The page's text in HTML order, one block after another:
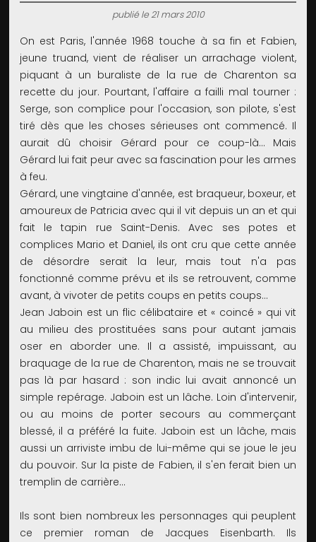
publié le 21 mars 2010
On est Paris, l'année 1968 touche à sa fin et Fabien,
jeune truand, vient de réaliser un arrachage violent,
piquant à un buraliste de la rue de Charenton sa
recette du jour. Pourtant, l'affaire a failli mal tourner :
Serge, son complice pour l'occasion, son pilote, s'est
tiré dès que les choses sérieuses ont commencé. Il
aurait dû choisir Gérard pour ce coup-là… Mais
Gérard lui fait peur avec sa fascination pour les armes
à feu.
Gérard, une vingtaine d'année, est braqueur, boxeur, et
amoureux de Patricia avec qui il vit depuis un an et qui
fait le tapin rue Saint-Denis. Avec ses potes et
complices Mario et Daniel, ils ont cru que cette année
de désordre serait la leur, mais tout n'a pas
fonctionné comme prévu et ils se retrouvent, comme
avant, à vivoter de petits coups en petits coups…
Jean Jaboin est un flic célibataire et « coincé » qui vit
au milieu des prostituées sans pour autant jamais
oser en aborder une. Il a assisté, impuissant, au
braquage de la rue de Charenton, mais ne se trouvait
pas là par hasard : son indic lui avait annoncé un
simple repérage. Jaboin est un lâche. Loin d'intervenir,
ou au moins de porter secours au commerçant
blessé, il a préféré la fuite. Jaboin est un lâche, mais
aussi un arriviste imbu de lui-même qui se joue le jeu
du pouvoir. Sur la piste de Fabien, il s'en ferait bien un
tremplin de carrière…
Ils sont bien nombreux les personnages qui peuplent
ce premier roman de Jacques Eisenbarth. Ils